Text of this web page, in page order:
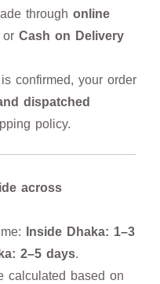
through online
or Cash on Delivery
confirmed, your order
dispatched
policy.
across
Inside Dhaka: 1–3
2–5 days.
calculated based on